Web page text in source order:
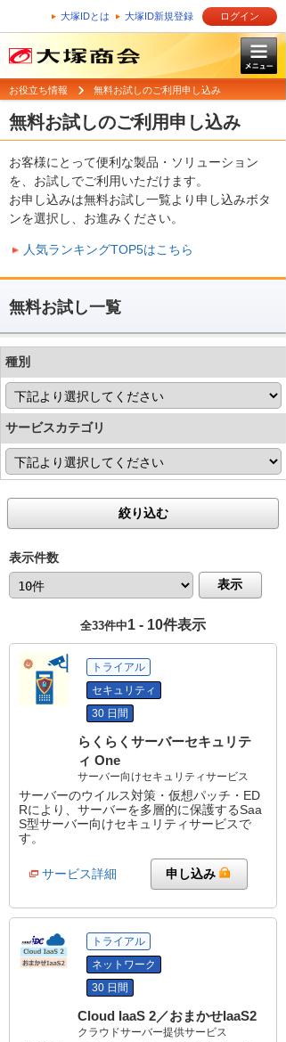
大塚IDとは 大塚ID新規登録 ログイン
お役立ち情報 無料お試しのご利用申し込み
無料お試しのご利用申し込み
お客様にとって便利な製品・ソリューション
を、お試しでご利用いただけます。
お申し込みは無料お試し一覧より申し込みボタ
ンを選択し、お進みください。
人気ランキングTOP5はこちら
無料お試し一覧
種別
サービスカテゴリ
絞り込む
表示件数
表示
全33件中1 - 10件表示
トライアル
セキュリティ
30 日間
らくらくサーバーセキュリテ
ィ One
サーバー向けセキュリティサービス
サーバーのウイルス対策・仮想パッチ・ED
Rにより、サーバーを多層的に保護するSaa
S型サーバー向けセキュリティサービスで
す。
サービス詳細 申し込み
トライアル
ネットワーク
30 日間
Cloud IaaS 2／おまかせIaaS2
クラウドサーバー提供サービス